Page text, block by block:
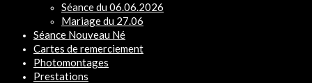
Séance du 06.06.2026
Mariage du 27.06
Séance Nouveau Né
Cartes de remerciement
Photomontages
Prestations